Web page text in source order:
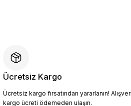
4.094,10 TL
4.549,00 TL
Sepete Ekle
Ücretsiz Kargo
Ücretsiz kargo fırsatından yararlanın!
kargo ücreti ödemeden ulaşın.